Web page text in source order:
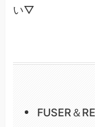
い▽
FUSER＆